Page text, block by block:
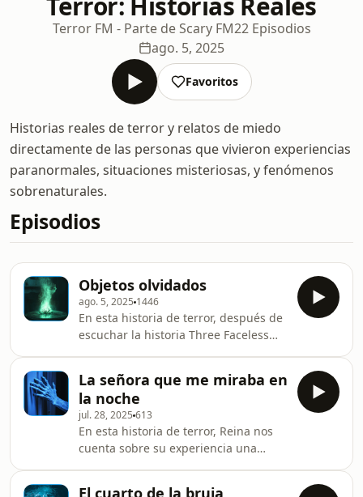
Terror FM - Parte de Scary FM22 Episodios
ago. 5, 2025
Favoritos
Historias reales de terror y relatos de miedo
directamente de las personas que vivieron experiencias
paranormales, situaciones misteriosas, y fenómenos
sobrenaturales.
Episodios
Objetos olvidados
ago. 5, 2025 1446
En esta historia de terror, después de
escuchar la historia Three Faceless
cambió. ¿Pudo la historia haber
despertado algo que se manifestó en
su casa?Tienes una historia que
contar? Escríbeme a
edwin@terrorfm.com o a través de
nuestra página
TerrorHistoriasReales.comEncuentra a
La señora que me miraba en
la noche
jul. 28, 2025 613
En esta historia de terror, Reina nos
cuenta sobre su experiencia una
El cuarto de la bruja